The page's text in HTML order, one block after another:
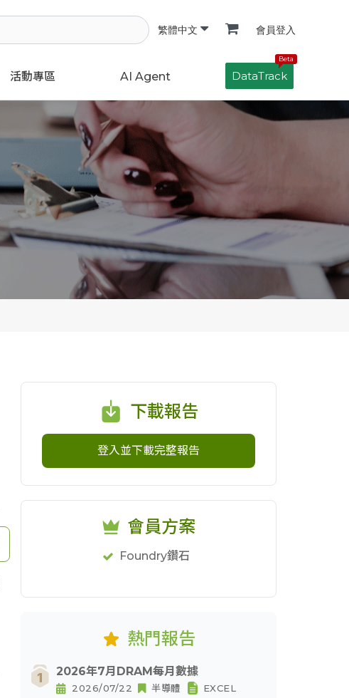
繁體中文 會員登入
活動專區 AI Agent
Beta
DataTrack
下載報告
登入並下載完整報告
會員方案
Foundry鑽石
熱門報告
2026年7月DRAM每月數據
2026/07/22 半導體 EXCEL